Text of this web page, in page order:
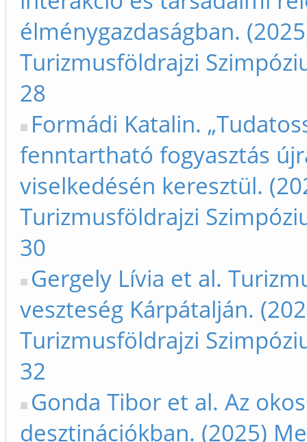
élménygazdaságban.
Turizmusföldrajzi
28
Formádi Katalin.
fenntartható fogyasztás
viselkedésén keresztül.
Turizmusföldrajzi
30
Gergely Lívia et al.
veszteség Kárpátalján.
Turizmusföldrajzi
32
Gonda Tibor et al. Az
desztinációkban. (2025)